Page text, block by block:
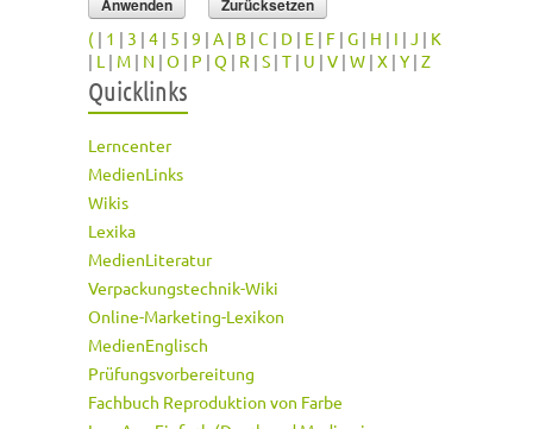
( | 1 | 3 | 4 | 5 | 9 | A | B | C | D | E | F | G | H | I | J | K
| L | M | N | O | P | Q | R | S | T | U | V | W | X | Y | Z
Quicklinks
Lerncenter
MedienLinks
Wikis
Lexika
MedienLiteratur
Verpackungstechnik-Wiki
Online-Marketing-Lexikon
MedienEnglisch
Prüfungsvorbereitung
Fachbuch Reproduktion von Farbe